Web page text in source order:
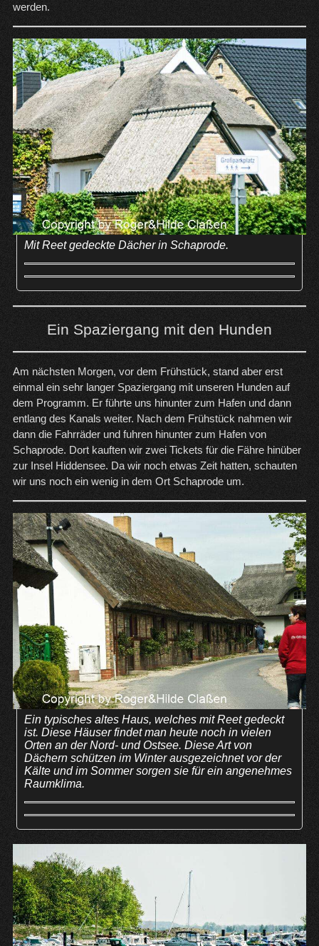
werden.
Mit Reet gedeckte Dächer in Schaprode.
Ein Spaziergang mit den Hunden
Am nächsten Morgen, vor dem Frühstück, stand aber erst
einmal ein sehr langer Spaziergang mit unseren Hunden auf
dem Programm. Er führte uns hinunter zum Hafen und dann
entlang des Kanals weiter. Nach dem Frühstück nahmen wir
dann die Fahrräder und fuhren hinunter zum Hafen von
Schaprode. Dort kauften wir zwei Tickets für die Fähre hinüber
zur Insel Hiddensee. Da wir noch etwas Zeit hatten, schauten
wir uns noch ein wenig in dem Ort Schaprode um.
Ein typisches altes Haus, welches mit Reet gedeckt
ist. Diese Häuser findet man heute noch in vielen
Orten an der Nord- und Ostsee. Diese Art von
Dächern schützen im Winter ausgezeichnet vor der
Kälte und im Sommer sorgen sie für ein angenehmes
Raumklima.